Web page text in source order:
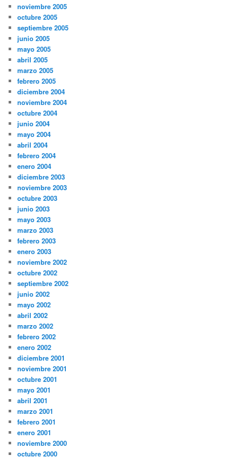
noviembre 2005
octubre 2005
septiembre 2005
junio 2005
mayo 2005
abril 2005
marzo 2005
febrero 2005
diciembre 2004
noviembre 2004
octubre 2004
junio 2004
mayo 2004
abril 2004
febrero 2004
enero 2004
diciembre 2003
noviembre 2003
octubre 2003
junio 2003
mayo 2003
marzo 2003
febrero 2003
enero 2003
noviembre 2002
octubre 2002
septiembre 2002
junio 2002
mayo 2002
abril 2002
marzo 2002
febrero 2002
enero 2002
diciembre 2001
noviembre 2001
octubre 2001
mayo 2001
abril 2001
marzo 2001
febrero 2001
enero 2001
noviembre 2000
octubre 2000